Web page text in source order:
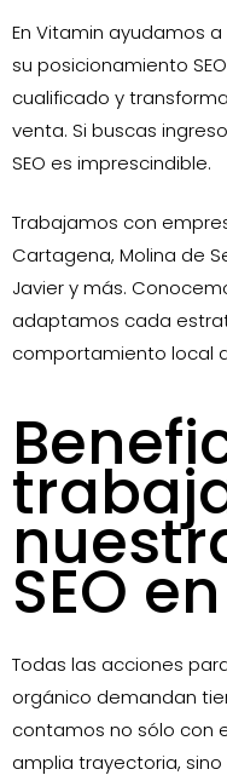
En Vitamin ayudamos
su posicionamiento
cualificado y
venta. Si buscas
SEO es imprescindible.
Trabajamos con
Cartagena, Molina de
Javier y más.
adaptamos cada
comportamiento local
SEO
Todas las acciones
orgánico demandan
contamos no sólo con
amplia trayectoria,